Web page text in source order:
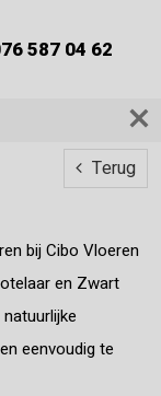
587 04 62
Terug
bij Cibo Vloeren
en Zwart
eenvoudig te